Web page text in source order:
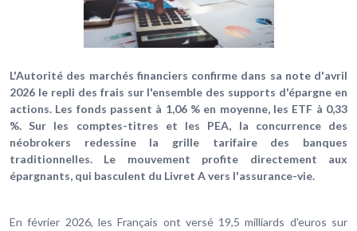
L'Autorité des marchés financiers confirme dans sa note d'avril
2026 le repli des frais sur l'ensemble des supports d'épargne en
actions. Les fonds passent à 1,06 % en moyenne, les ETF à 0,33
%. Sur les comptes-titres et les PEA, la concurrence des
néobrokers redessine la grille tarifaire des banques
traditionnelles. Le mouvement profite directement aux
épargnants, qui basculent du Livret A vers l'assurance-vie.
En février 2026, les Français ont versé 19,5 milliards d'euros sur